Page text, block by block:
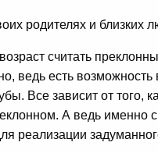
родителях и близких
считать
ведь есть
Все зависит от того,
А ведь именно
реализации